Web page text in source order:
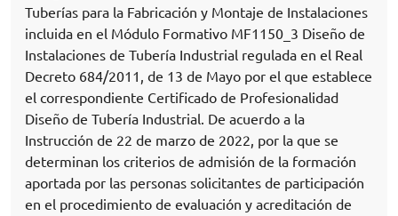
Tuberías para la Fabricación y Montaje de Instalaciones
incluida en el Módulo Formativo MF1150_3 Diseño de
Instalaciones de Tubería Industrial regulada en el Real
Decreto 684/2011, de 13 de Mayo por el que establece
el correspondiente Certificado de Profesionalidad
Diseño de Tubería Industrial. De acuerdo a la
Instrucción de 22 de marzo de 2022, por la que se
determinan los criterios de admisión de la formación
aportada por las personas solicitantes de participación
en el procedimiento de evaluación y acreditación de